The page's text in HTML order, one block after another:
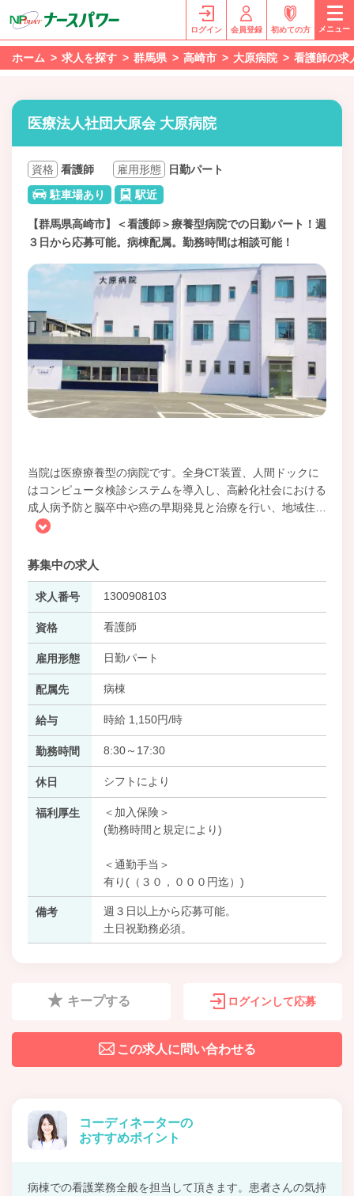
ログイン 会員登録 初めての方 メニュー
ホーム 求人を探す 群馬県 高崎市 大原病院 看護師の求
医療法人社団大原会 大原病院
資格 看護師 雇用形態
日勤パート
駐車場あり
駅近
【群馬県高崎市】＜看護師＞療養型病院での日勤パート！週
３日から応募可能。病棟配属。勤務時間は相談可能！
当院は医療療養型の病院です。全身CT装置、人間ドックに
はコンピュータ検診システムを導入し、高齢化社会における
成人病予防と脳卒中や癌の早期発見と治療を行い、地域住
募集中の求人
求人番号 1300908103
資格 看護師
雇用形態 日勤パート
配属先 病棟
給与 時給 1,150円/時
勤務時間 8:30～17:30
休日 シフトにより
福利厚生
＜加入保険＞
(勤務時間と規定により)
＜通勤手当＞
有り(（３０，０００円迄）)
備考
週３日以上から応募可能。
土日祝勤務必須。
キープする ログインして応募
この求人に問い合わせる
コーディネーターの
おすすめポイント
病棟での看護業務全般を担当して頂きます。患者さんの気持